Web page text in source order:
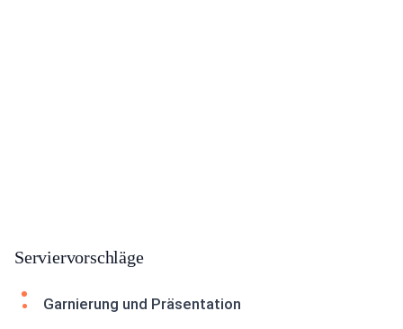
Serviervorschläge
Garnierung und Präsentation